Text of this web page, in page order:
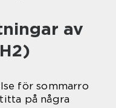
av
för sommarro
på några